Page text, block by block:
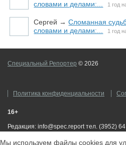
словами и делами:...
1 год
Сергей →Сломанная
словами и делами:...
1 год
Специальный Репортер © 2026
Политика конфиденциальности
ответственности
16+
Редакция: info@spec.report тел. (3952)
Мы используем файлы cookies для